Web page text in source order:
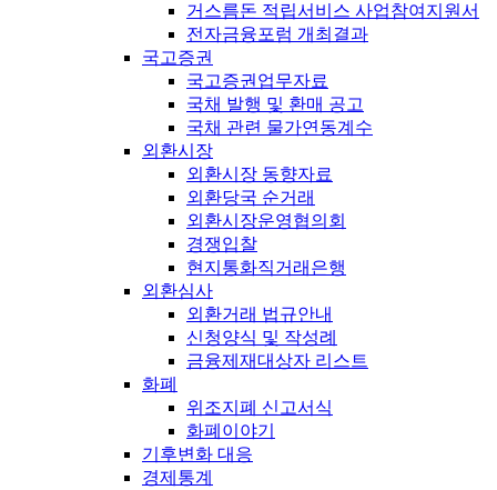
거스름돈 적립서비스 사업참여지원서
전자금융포럼 개최결과
국고증권
국고증권업무자료
국채 발행 및 환매 공고
국채 관련 물가연동계수
외환시장
외환시장 동향자료
외환당국 순거래
외환시장운영협의회
경쟁입찰
현지통화직거래은행
외환심사
외환거래 법규안내
신청양식 및 작성례
금융제재대상자 리스트
화폐
위조지폐 신고서식
화폐이야기
기후변화 대응
경제통계